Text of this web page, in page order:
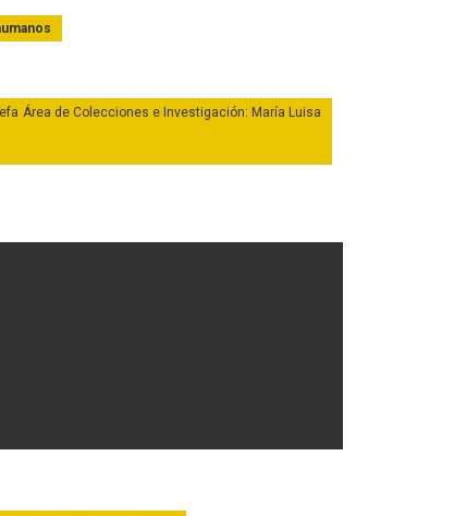
Área de Colecciones e Investigación: María Luisa